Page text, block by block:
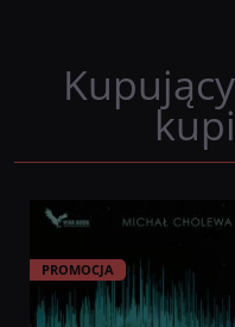
PROMOCJA